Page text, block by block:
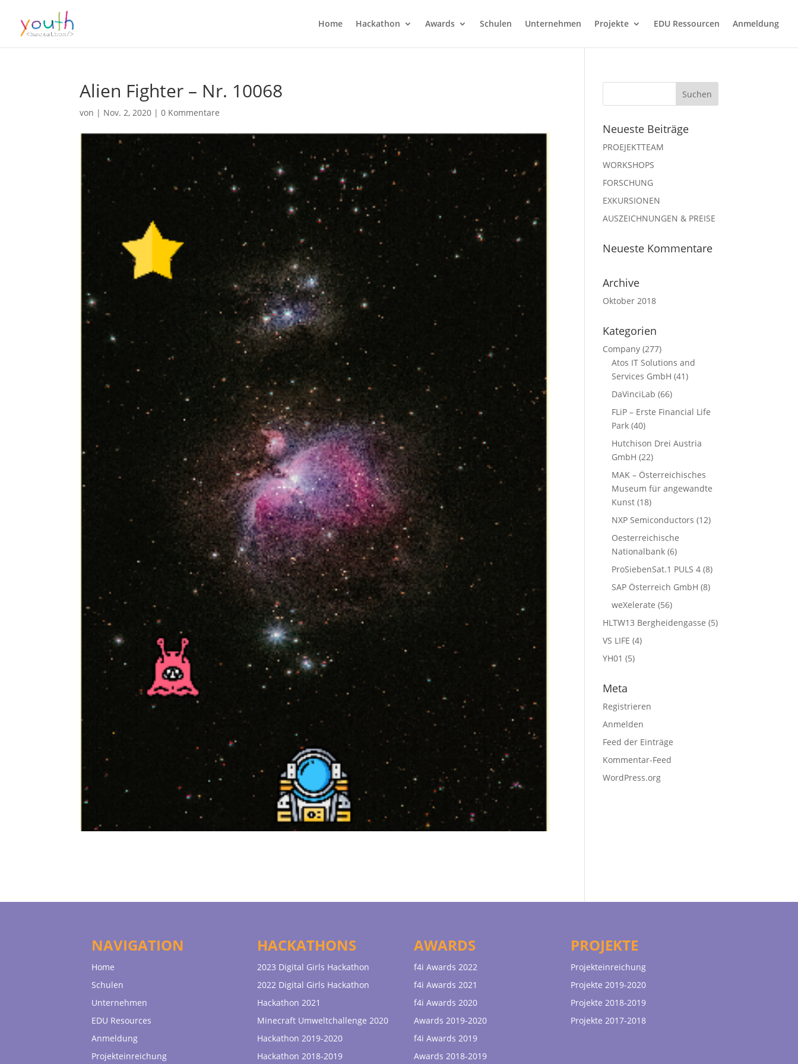
Home Hackathon Awards Schulen Unternehmen Projekte EDU Ressourcen Anmeldung
Alien Fighter – Nr. 10068
von | Nov. 2, 2020 |0 Kommentare
Neueste Beiträge
PROEJEKTTEAM
WORKSHOPS
FORSCHUNG
EXKURSIONEN
AUSZEICHNUNGEN & PREISE
Neueste Kommentare
Archive
Oktober 2018
Kategorien
Company (277)
Atos IT Solutions and
Services GmbH (41)
DaVinciLab (66)
FLiP – Erste Financial Life
Park (40)
Hutchison Drei Austria
GmbH (22)
MAK – Österreichisches
Museum für angewandte
Kunst (18)
NXP Semiconductors (12)
Oesterreichische
Nationalbank (6)
ProSiebenSat.1 PULS 4 (8)
SAP Österreich GmbH (8)
weXelerate (56)
HLTW13 Bergheidengasse (5)
VS LIFE (4)
YH01 (5)
Meta
Registrieren
Anmelden
Feed der Einträge
Kommentar-Feed
WordPress.org
NAVIGATION
Home
Schulen
Unternehmen
EDU Resources
Anmeldung
Projekteinreichung
HACKATHONS
2023 Digital Girls Hackathon
2022 Digital Girls Hackathon
Hackathon 2021
Minecraft Umweltchallenge 2020
Hackathon 2019-2020
Hackathon 2018-2019
AWARDS
f4i Awards 2022
f4i Awards 2021
f4i Awards 2020
Awards 2019-2020
f4i Awards 2019
Awards 2018-2019
PROJEKTE
Projekteinreichung
Projekte 2019-2020
Projekte 2018-2019
Projekte 2017-2018